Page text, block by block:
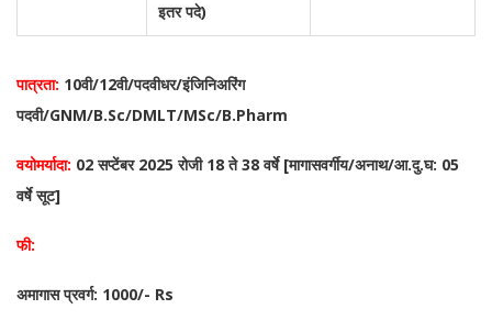
इतर पदे)
पात्रता: 10वी/12वी/पदवीधर/इंजिनिअरिंग
पदवी/GNM/B.Sc/DMLT/MSc/B.Pharm
वयोमर्यादा: 02 सप्टेंबर 2025 रोजी 18 ते 38 वर्षे [मागासवर्गीय/अनाथ/आ.दु.घ: 05
वर्षे सूट]
फी:
अमागास प्रवर्ग: 1000/- Rs